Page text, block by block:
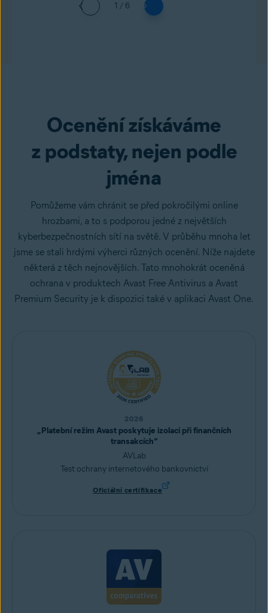
1 / 6
Ocenění získáváme
z podstaty, nejen podle
jména
Pomůžeme vám chránit se před pokročilými online
hrozbami, a to s podporou jedné z největších
kyberbezpečnostních sítí na světě. V průběhu mnoha let
jsme se stali hrdými výherci různých ocenění. Níže najdete
některá z těch nejnovějších. Tato mnohokrát oceněná
ochrana v produktech Avast Free Antivirus a Avast
Premium Security je k dispozici také v aplikaci Avast One.
2026
„Platební režim Avast poskytuje izolaci při finančních
transakcích“
AVLab
Test ochrany internetového bankovnictví
Oficiální certifikace